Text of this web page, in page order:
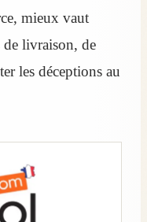
mieux vaut
de livraison, de
les déceptions au